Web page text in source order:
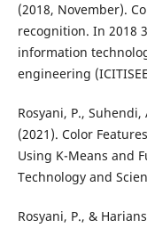
(2018, November).
recognition. In 2018
information
engineering
Rosyani, P.,
(2021). Color
Using K-Means and
Technology and
Rosyani, P., &